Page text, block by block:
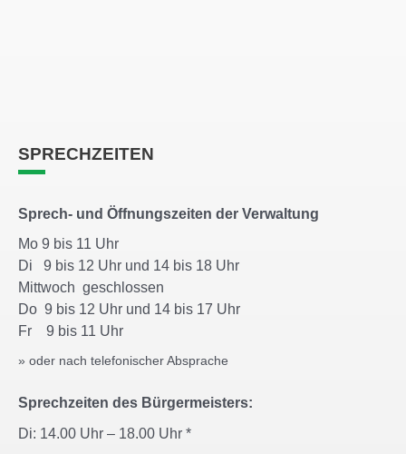
SPRECHZEITEN
Sprech- und Öffnungszeiten der Verwaltung
Mo 9 bis 11 Uhr
Di 9 bis 12 Uhr und 14 bis 18 Uhr
Mittwoch geschlossen
Do 9 bis 12 Uhr und 14 bis 17 Uhr
Fr 9 bis 11 Uhr
» oder nach telefonischer Absprache
Sprechzeiten des Bürgermeisters:
Di: 14.00 Uhr – 18.00 Uhr *